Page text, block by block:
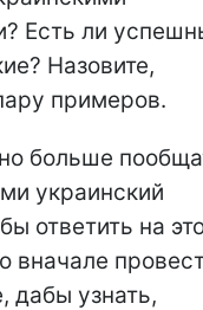
Есть ли
Назовите,
примеров.
больше
украинский
ответить на
вначале
дабы узнать,